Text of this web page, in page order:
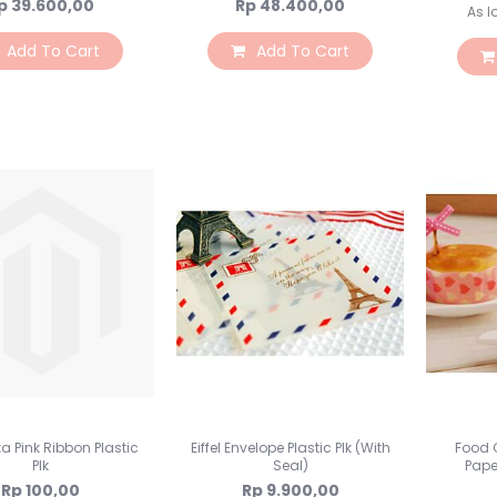
39.600,00
Add To Cart
Rp 48.400,00
Add To Cart
As
Pink Ribbon Plastic
Plk
Rp 100,00
Eiffel Envelope Plastic Plk (With
Seal)
Rp 9.900,00
Food